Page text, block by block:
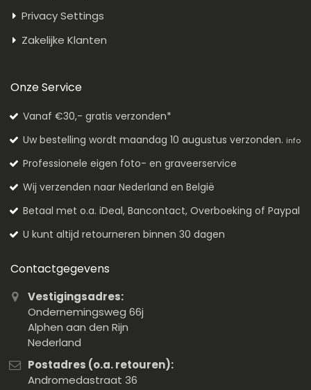
Privacy Settings
Zakelijke Klanten
Onze Service
Vanaf €30,- gratis verzonden*
Uw bestelling wordt maandag 10 augustus verzonden. info
Professionele eigen foto- en graveerservice
Wij verzenden naar Nederland en België
Betaal met o.a. iDeal, Bancontact, Overboeking of Paypal
U kunt altijd retourneren binnen 30 dagen
Contactgegevens
Vestigingsadres:
Ondernemingsweg 66j
Alphen aan den Rijn
Nederland
Postadres (o.a. retouren):
Andromedastraat 36